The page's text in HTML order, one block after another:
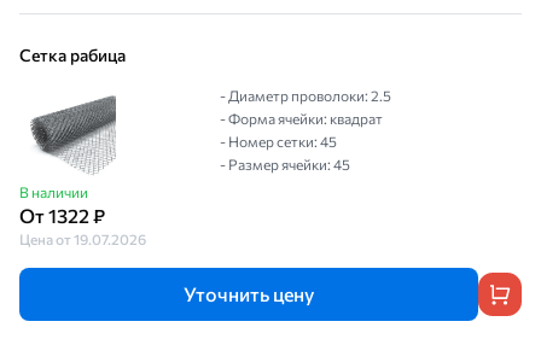
Сетка рабица
В наличии
От 1322 ₽
Цена от 19.07.2026
- Диаметр проволоки: 2.5
- Форма ячейки: квадрат
- Номер сетки: 45
- Размер ячейки: 45
Уточнить цену